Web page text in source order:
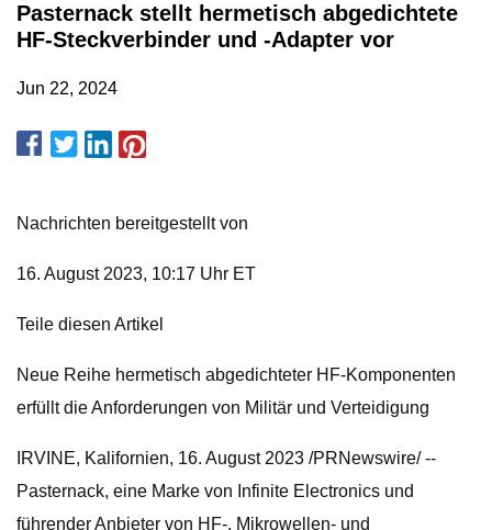
Pasternack stellt hermetisch abgedichtete
HF-Steckverbinder und -Adapter vor
Jun 22, 2024
Nachrichten bereitgestellt von
16. August 2023, 10:17 Uhr ET
Teile diesen Artikel
Neue Reihe hermetisch abgedichteter HF-Komponenten
erfüllt die Anforderungen von Militär und Verteidigung
IRVINE, Kalifornien, 16. August 2023 /PRNewswire/ --
Pasternack, eine Marke von Infinite Electronics und
führender Anbieter von HF-, Mikrowellen- und